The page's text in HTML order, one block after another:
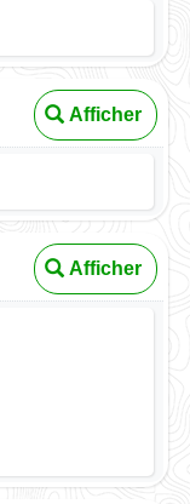
Afficher
Afficher